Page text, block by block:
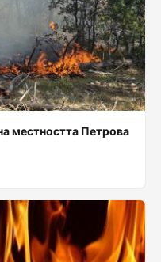
местността Петрова